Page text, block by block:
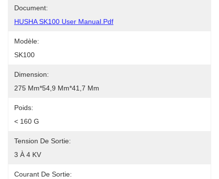
Document:
HUSHA SK100 User Manual.pdf
Modèle:
SK100
Dimension:
275 Mm*54,9 Mm*41,7 Mm
Poids:
< 160 G
Tension De Sortie:
3 À 4 KV
Courant De Sortie: